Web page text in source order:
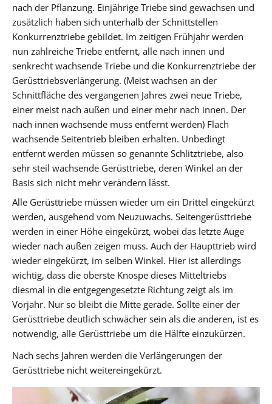
nach der Pflanzung. Einjährige Triebe sind gewachsen und
zusätzlich haben sich unterhalb der Schnittstellen
Konkurrenztriebe gebildet. Im zeitigen Frühjahr werden
nun zahlreiche Triebe entfernt, alle nach innen und
senkrecht wachsende Triebe und die Konkurrenztriebe der
Gerüsttriebsverlängerung. (Meist wachsen an der
Schnittfläche des vergangenen Jahres zwei neue Triebe,
einer meist nach außen und einer mehr nach innen. Der
nach innen wachsende muss entfernt werden) Flach
wachsende Seitentrieb bleiben erhalten. Unbedingt
entfernt werden müssen so genannte Schlitztriebe, also
sehr steil wachsende Gerüsttriebe, deren Winkel an der
Basis sich nicht mehr verändern lässt.
Alle Gerüsttriebe müssen wieder um ein Drittel eingekürzt
werden, ausgehend vom Neuzuwachs. Seitengerüsttriebe
werden in einer Höhe eingekürzt, wobei das letzte Auge
wieder nach außen zeigen muss. Auch der Haupttrieb wird
wieder eingekürzt, im selben Winkel. Hier ist allerdings
wichtig, dass die oberste Knospe dieses Mitteltriebs
diesmal in die entgegengesetzte Richtung zeigt als im
Vorjahr. Nur so bleibt die Mitte gerade. Sollte einer der
Gerüsttriebe deutlich schwächer sein als die anderen, ist es
notwendig, alle Gerüsttriebe um die Hälfte einzukürzen.
Nach sechs Jahren werden die Verlängerungen der
Gerüsttriebe nicht weitereingekürzt.